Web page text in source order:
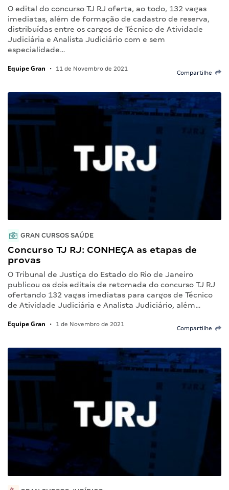
O edital do concurso TJ RJ oferta, ao todo, 132 vagas
imediatas, além de formação de cadastro de reserva,
distribuídas entre os cargos de Técnico de Atividade
Judiciária e Analista Judiciário com e sem
especialidade…
Equipe Gran • 11 de Novembro de 2021
Compartilhe
GRAN CURSOS SAÚDE
Concurso TJ RJ: CONHEÇA as etapas de
provas
O Tribunal de Justiça do Estado do Rio de Janeiro
publicou os dois editais de retomada do concurso TJ RJ
ofertando 132 vagas imediatas para cargos de Técnico
de Atividade Judiciária e Analista Judiciário, além…
Equipe Gran • 1 de Novembro de 2021
Compartilhe